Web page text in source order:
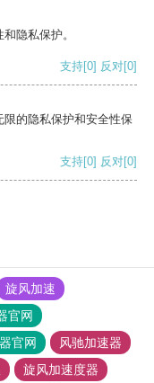
隐私保护。
支持[0] 反对[0]
的隐私保护和安全性保
支持[0] 反对[0]
旋风加速
官网
官网
风驰加速器
旋风加速度器